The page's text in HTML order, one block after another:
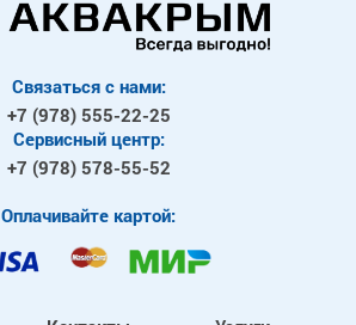
Связаться с нами:
+7 (978) 555-22-25
Сервисный центр:
+7 (978) 578-55-52
Оплачивайте картой: